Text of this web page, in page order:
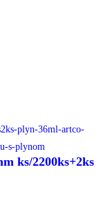
ks/2200ks+2ks